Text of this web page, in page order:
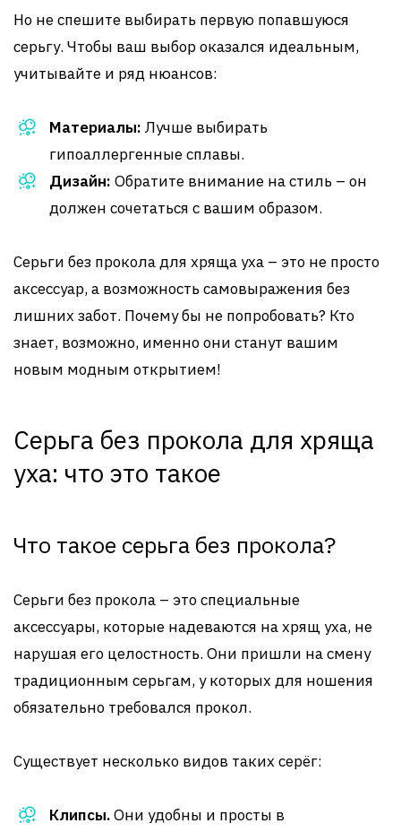
Но не спешите выбирать первую попавшуюся
серьгу. Чтобы ваш выбор оказался идеальным,
учитывайте и ряд нюансов:
Материалы: Лучше выбирать
гипоаллергенные сплавы.
Дизайн: Обратите внимание на стиль – он
должен сочетаться с вашим образом.
Серьги без прокола для хряща уха – это не просто
аксессуар, а возможность самовыражения без
лишних забот. Почему бы не попробовать? Кто
знает, возможно, именно они станут вашим
новым модным открытием!
Серьга без прокола для хряща
уха: что это такое
Что такое серьга без прокола?
Серьги без прокола – это специальные
аксессуары, которые надеваются на хрящ уха, не
нарушая его целостность. Они пришли на смену
традиционным серьгам, у которых для ношения
обязательно требовался прокол.
Существует несколько видов таких серёг:
Клипсы.Они удобны и просты в